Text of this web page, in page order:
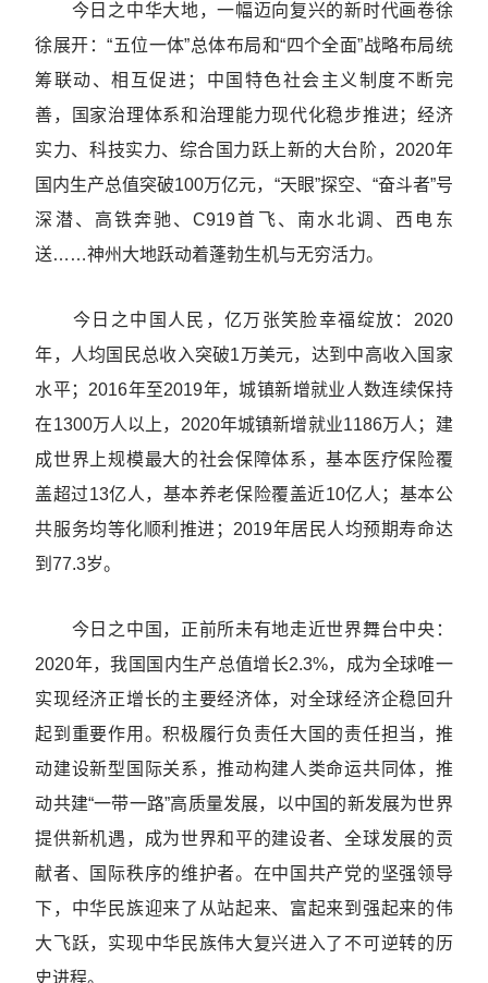
今日之中华大地，一幅迈向复兴的新时代画卷徐
徐展开：“五位一体”总体布局和“四个全面”战略布局统
筹联动、相互促进；中国特色社会主义制度不断完
善，国家治理体系和治理能力现代化稳步推进；经济
实力、科技实力、综合国力跃上新的大台阶，2020年
国内生产总值突破100万亿元，“天眼”探空、“奋斗者”号
深潜、高铁奔驰、C919首飞、南水北调、西电东
送……神州大地跃动着蓬勃生机与无穷活力。
今日之中国人民，亿万张笑脸幸福绽放：2020
年，人均国民总收入突破1万美元，达到中高收入国家
水平；2016年至2019年，城镇新增就业人数连续保持
在1300万人以上，2020年城镇新增就业1186万人；建
成世界上规模最大的社会保障体系，基本医疗保险覆
盖超过13亿人，基本养老保险覆盖近10亿人；基本公
共服务均等化顺利推进；2019年居民人均预期寿命达
到77.3岁。
今日之中国，正前所未有地走近世界舞台中央：
2020年，我国国内生产总值增长2.3%，成为全球唯一
实现经济正增长的主要经济体，对全球经济企稳回升
起到重要作用。积极履行负责任大国的责任担当，推
动建设新型国际关系，推动构建人类命运共同体，推
动共建“一带一路”高质量发展，以中国的新发展为世界
提供新机遇，成为世界和平的建设者、全球发展的贡
献者、国际秩序的维护者。在中国共产党的坚强领导
下，中华民族迎来了从站起来、富起来到强起来的伟
大飞跃，实现中华民族伟大复兴进入了不可逆转的历
史进程。